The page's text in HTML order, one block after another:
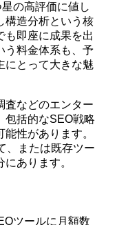
の高評価に値し
構造分析という核
も即座に成果を出
う料金体系も、予
にとって大きな魅
査などのエンター
包括的なSEO戦略
性があります。
、または既存ツー
あります。
ツールに月額数